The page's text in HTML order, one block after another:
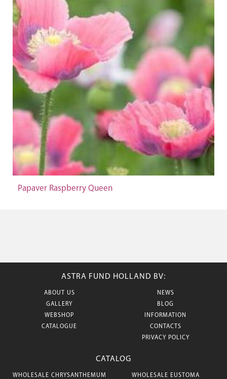
Papaver Raspberry Queen
ASTRA FUND HOLLAND BV:
ABOUT US
GALLERY
WEBSHOP
CATALOGUE
NEWS
BLOG
INFORMATION
CONTACTS
PRIVACY POLICY
CATALOG
WHOLESALE CHRYSANTHEMUM WHOLESALE EUSTOMA